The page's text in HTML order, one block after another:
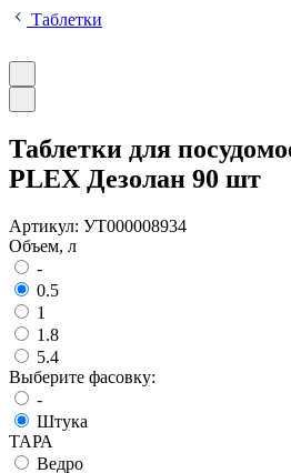
Таблетки
Таблетки для
PLEX Дезолан 90 шт
Артикул: УТ000008934
Объем, л
-
0.5
1
1.8
5.4
Выберите фасовку:
-
Штука
ТАРА
Ведро